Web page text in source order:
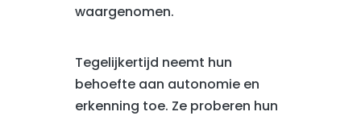
waargenomen.
Tegelijkertijd neemt hun
behoefte aan autonomie en
erkenning toe. Ze proberen hun